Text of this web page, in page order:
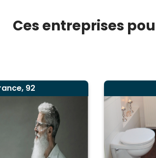
Ces entreprises
92